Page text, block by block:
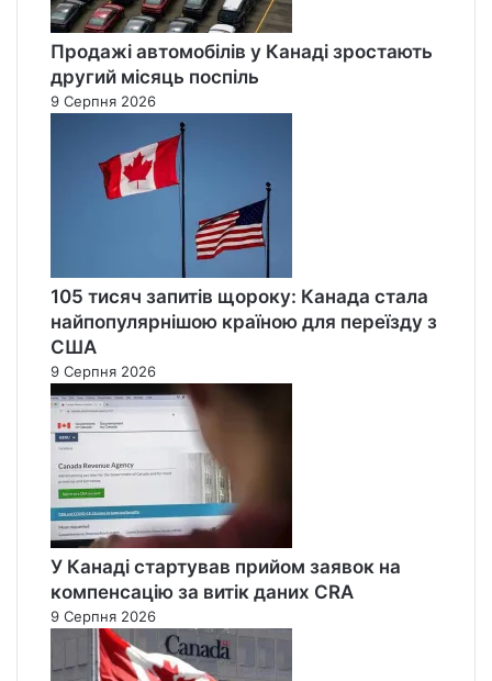
Продажі автомобілів у Канаді зростають
другий місяць поспіль
9 Серпня 2026
105 тисяч запитів щороку: Канада стала
найпопулярнішою країною для переїзду з
США
9 Серпня 2026
У Канаді стартував прийом заявок на
компенсацію за витік даних CRA
9 Серпня 2026